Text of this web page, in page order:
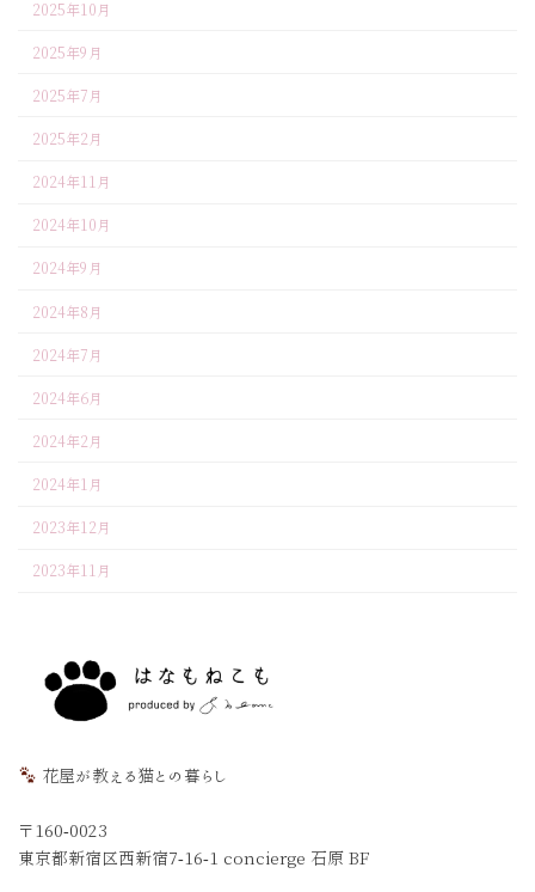
2025年10月
2025年9月
2025年7月
2025年2月
2024年11月
2024年10月
2024年9月
2024年8月
2024年7月
2024年6月
2024年2月
2024年1月
2023年12月
2023年11月
花屋が教える猫との暮らし
〒160-0023
東京都新宿区西新宿7-16-1 concierge 石原 BF